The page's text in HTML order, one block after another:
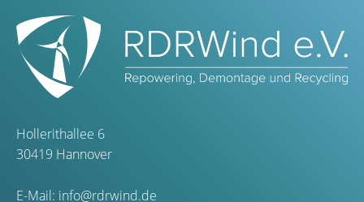
Hollerithallee 6
30419 Hannover
E-Mail: info@rdrwind.de